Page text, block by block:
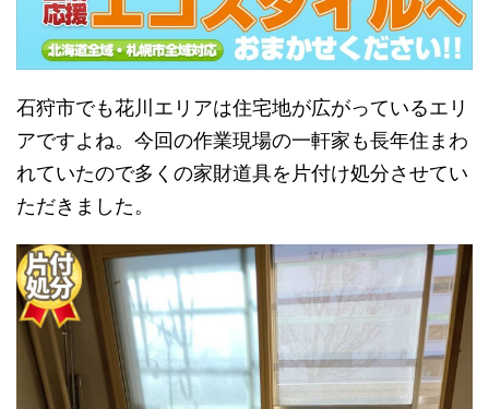
石狩市でも花川エリアは住宅地が広がっているエリ
アですよね。今回の作業現場の一軒家も長年住まわ
れていたので多くの家財道具を片付け処分させてい
ただきました。